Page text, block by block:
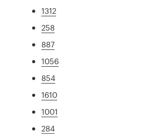
1312
258
887
1056
854
1610
1001
284